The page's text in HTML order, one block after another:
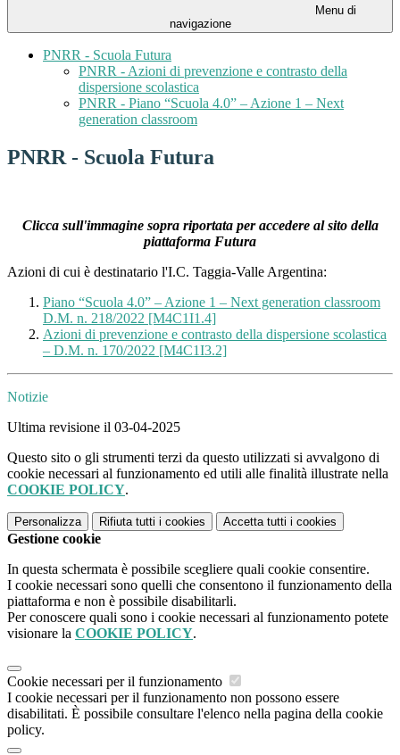
Menu di
navigazione
PNRR - Scuola Futura
PNRR - Azioni di prevenzione e contrasto della
dispersione scolastica
PNRR - Piano “Scuola 4.0” – Azione 1 – Next
generation classroom
PNRR - Scuola Futura
Clicca sull'immagine sopra riportata per accedere al sito della
piattaforma Futura
Azioni di cui è destinatario l'I.C. Taggia-Valle Argentina:
Piano “Scuola 4.0” – Azione 1 – Next generation classroom
D.M. n. 218/2022 [M4C1I1.4]
Azioni di prevenzione e contrasto della dispersione scolastica
– D.M. n. 170/2022 [M4C1I3.2]
Notizie
Ultima revisione il 03-04-2025
Questo sito o gli strumenti terzi da questo utilizzati si avvalgono di
cookie necessari al funzionamento ed utili alle finalità illustrate nella
COOKIE POLICY.
Personalizza Rifiuta tutti i cookies Accetta tutti i cookies
Gestione cookie
In questa schermata è possibile scegliere quali cookie consentire.
I cookie necessari sono quelli che consentono il funzionamento della
piattaforma e non è possibile disabilitarli.
Per conoscere quali sono i cookie necessari al funzionamento potete
visionare la COOKIE POLICY.
Cookie necessari per il funzionamento
I cookie necessari per il funzionamento non possono essere
disabilitati. È possibile consultare l'elenco nella pagina della cookie
policy.